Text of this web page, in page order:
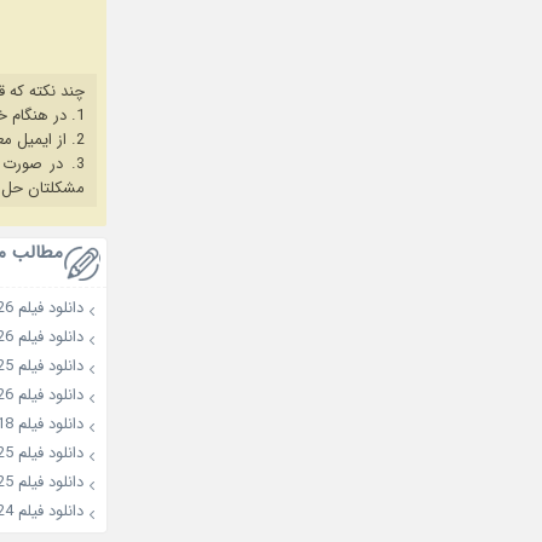
چند نکته که
1. در هنگام خرید حتما از آخرین نسخه مروگر فایرفاکس یا کروم استفاده کنید.
2. از ایمیل معتبر برای ثبت نام استفاده کنید.
3. در صورت بروز هرگونه مشکل در خرید، ابتدا
مشکلتان
مطالب
دانلود فیلم Golden Kamuy: The Abashiri Prison Raid 2026
دانلود فیلم Wild Sing 2026
دانلود فیلم Second Sister 2025
دانلود فیلم Colony 2026
دانلود فیلم A Banana? At This Time of Night? 2018
دانلود فیلم Choir of God 2025
دانلود فیلم All Greens 2025
دانلود فیلم Migawari Mission 2024